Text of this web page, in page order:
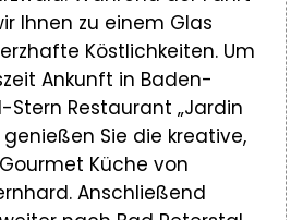
Ihnen zu einem Glas
Köstlichkeiten. Um
Ankunft in Baden-
Stern Restaurant „Jardin
genießen Sie die kreative,
Küche von
Anschließend